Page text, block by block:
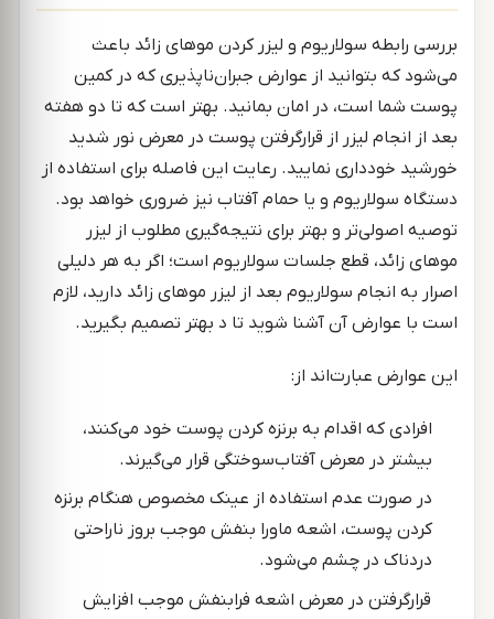
بررسی رابطه سولاریوم و لیزر کردن موهای زائد باعث
می‌شود که بتوانید از عوارض جبران‌ناپذیری که در کمین
پوست شما است، در امان بمانید. بهتر است که تا دو هفته
بعد از انجام لیزر از قرارگرفتن پوست در معرض نور شدید
خورشید خودداری نمایید. رعایت این فاصله برای استفاده از
دستگاه سولاریوم و یا حمام آفتاب نیز ضروری خواهد بود.
توصیه اصولی‌تر و بهتر برای نتیجه‌گیری مطلوب از لیزر
موهای زائد، قطع جلسات سولاریوم است؛ اگر به هر دلیلی
اصرار به انجام سولاریوم بعد از لیزر موهای زائد دارید، لازم
است با عوارض آن آشنا شوید تا د بهتر تصمیم بگیرید.
این عوارض عبارت‌اند از:
افرادی که اقدام به برنزه کردن پوست خود می‌کنند،
بیشتر در معرض آفتاب‌سوختگی قرار می‌گیرند.
در صورت عدم استفاده از عینک مخصوص هنگام برنزه
کردن پوست، اشعه ماورا بنفش موجب بروز ناراحتی
دردناک در چشم می‌شود.
قرارگرفتن در معرض اشعه فرابنفش موجب افزایش